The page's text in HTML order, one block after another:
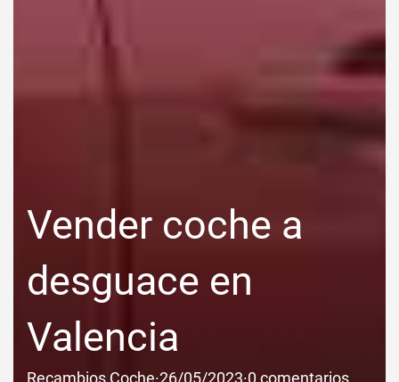
Vender coche a
desguace en
Valencia
Recambios Coche·26/05/2023·0 comentarios